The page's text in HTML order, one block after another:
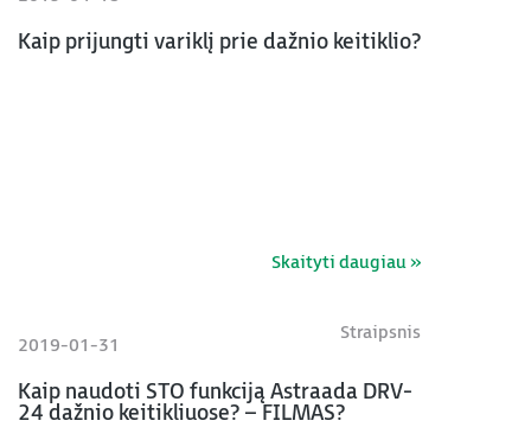
Kaip prijungti variklį prie dažnio keitiklio?
Skaityti daugiau »
Straipsnis
2019-01-31
Kaip naudoti STO funkciją Astraada DRV-
24 dažnio keitikliuose? – FILMAS?